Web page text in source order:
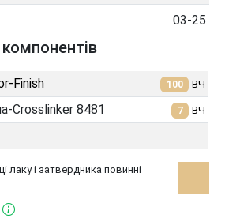
03-25
Finish 100 ВЧ
Crosslinker 8481 7 ВЧ
лаку і затвердника повинні